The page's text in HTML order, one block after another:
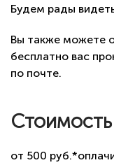
Будем рады
Вы также можете
бесплатно вас
по почте.
от 500